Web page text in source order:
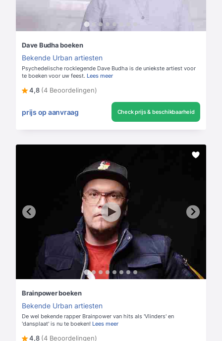
Dave Budha boeken
Bekende Urban artiesten
Psychedelische rocklegende Dave Budha is de uniekste artiest voor
te boeken voor uw feest. Lees meer
4,8 (4 Beoordelingen)
prijs op aanvraag Check prijs & beschikbaarheid
Brainpower boeken
Bekende Urban artiesten
De wel bekende rapper Brainpower van hits als 'Vlinders' en
'dansplaat' is nu te boeken! Lees meer
4,8 (4 Beoordelingen)